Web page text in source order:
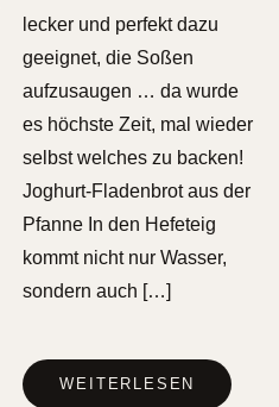
lecker und perfekt dazu
geeignet, die Soßen
aufzusaugen … da wurde
es höchste Zeit, mal wieder
selbst welches zu backen!
Joghurt-Fladenbrot aus der
Pfanne In den Hefeteig
kommt nicht nur Wasser,
sondern auch […]
WEITERLESEN